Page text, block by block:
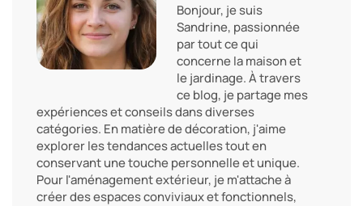
Bonjour, je suis
Sandrine, passionnée
par tout ce qui
concerne la maison et
le jardinage. À travers
ce blog, je partage mes
expériences et conseils dans diverses
catégories. En matière de décoration, j'aime
explorer les tendances actuelles tout en
conservant une touche personnelle et unique.
Pour l'aménagement extérieur, je m'attache à
créer des espaces conviviaux et fonctionnels,